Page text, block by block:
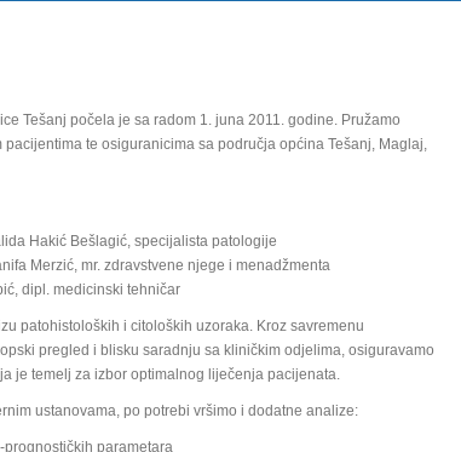
Tešanj počela je sa radom 1. juna 2011. godine. Pružamo
te osiguranicima sa područja općina Tešanj, Maglaj,
Hakić Bešlagić, specijalista patologije
Merzić, mr. zdravstvene njege i menadžmenta
dipl. medicinski tehničar
patohistoloških i citoloških uzoraka. Kroz savremenu
pregled i blisku saradnju sa kliničkim odjelima, osiguravamo
je temelj za izbor optimalnog liječenja pacijenata.
ustanovama, po potrebi vršimo i dodatne analize:
parametara